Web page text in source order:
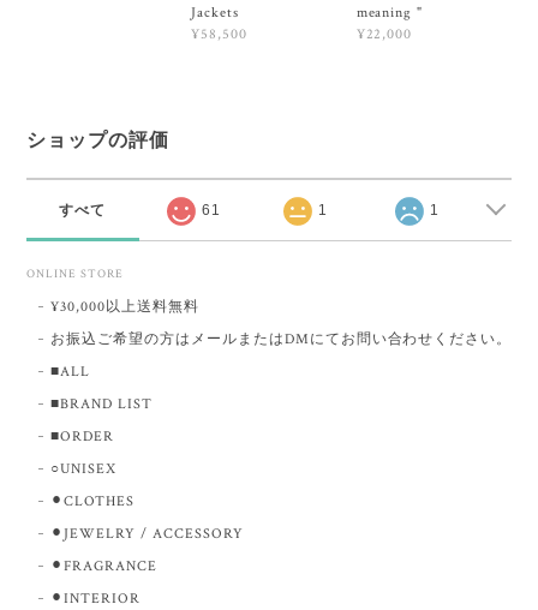
Jackets
¥58,500
meaning "
¥22,000
ショップの評価
すべて 61 1 1
ONLINE STORE
¥30,000以上送料無料
お振込ご希望の方はメールまたはDMにてお問い合わせください。
■ALL
■BRAND LIST
■ORDER
○UNISEX
⚫︎CLOTHES
⚫︎JEWELRY / ACCESSORY
⚫︎FRAGRANCE
⚫︎INTERIOR